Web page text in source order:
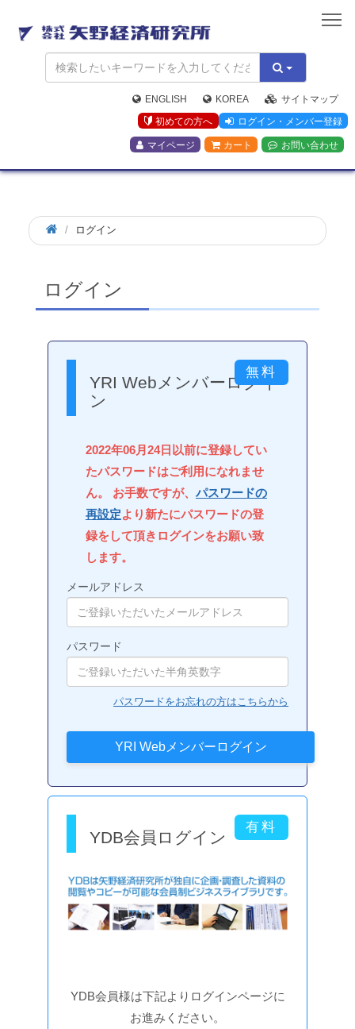
矢
野
経
済
研
究
所
ENGLISH KOREA
サイトマップ
初めての方へ
ログイン・メンバー登録
マイページ カート お問い合わせ
ログイン
ログイン
YRI Webメンバーログイ
ン
2022年06月24日以前に登録してい
たパスワードはご利用になれませ
ん。 お手数ですが、 パスワードの
再設定より新たにパスワードの登
録をして頂きログインをお願い致
します。
メールアドレス
パスワード
パスワードをお忘れの方はこちらから
YDB会員ログイン
YDB会員様は下記よりログインページに
お進みください。